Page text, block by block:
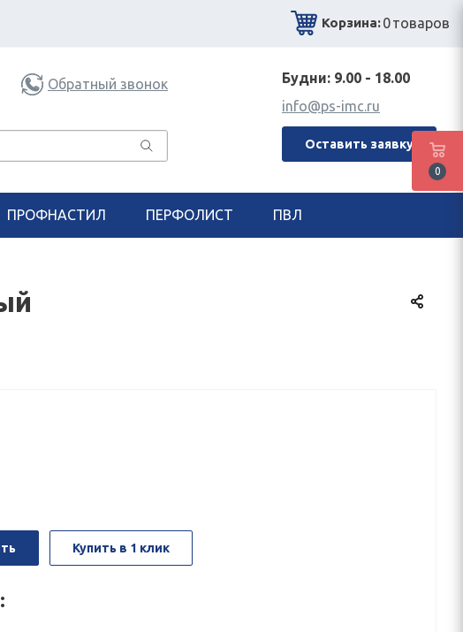
Корзина:0товаров
Обратный звонок
Будни: 9.00 - 18.00
info@ps-imc.ru
Оставить заявку
ПРОФНАСТИЛ ПЕРФОЛИСТ ПВЛ
Купить в 1 клик
0